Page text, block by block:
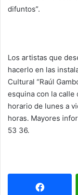
difuntos”.
Los artistas que
hacerlo en las
Cultural “Raúl
esquina con la calle
horario de lunes a
horas. Mayores
53 36.